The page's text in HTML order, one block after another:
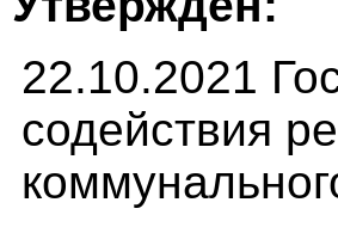
22.10.2021
содействия